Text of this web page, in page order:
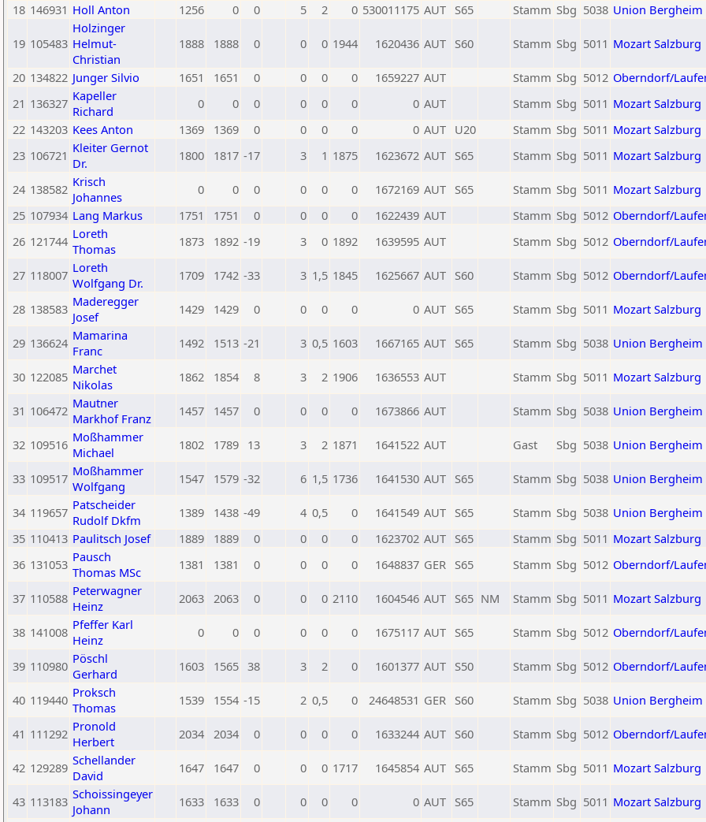
18 146931 Holl Anton 1256 0 0 5 2 0 530011175 AUT S65 Stamm Sbg 5038 Union Bergheim
19 105483
Holzinger
Helmut-
Christian
1888 1888 0 0 0 1944 1620436 AUT S60 Stamm Sbg 5011 Mozart Salzburg
20 134822 Junger Silvio 1651 1651 0 0 0 0 1659227 AUT Stamm Sbg 5012 Oberndorf/
21 136327 Kapeller
Richard
0 0 0 0 0 0 0 AUT Stamm Sbg 5011 Mozart Salzburg
22 143203 Kees Anton 1369 1369 0 0 0 0 0 AUT U20 Stamm Sbg 5011 Mozart Salzburg
23 106721 Kleiter Gernot
Dr.
1800 1817 -17 3 1 1875 1623672 AUT S65 Stamm Sbg 5011 Mozart Salzburg
24 138582 Krisch
Johannes
0 0 0 0 0 0 1672169 AUT S65 Stamm Sbg 5011 Mozart Salzburg
25 107934 Lang Markus 1751 1751 0 0 0 0 1622439 AUT Stamm Sbg 5012 Oberndorf/
26 121744 Loreth
Thomas
1873 1892 -19 3 0 1892 1639595 AUT Stamm Sbg 5012 Oberndorf/
27 118007 Loreth
Wolfgang Dr.
1709 1742 -33 3 1,5 1845 1625667 AUT S60 Stamm Sbg 5012 Oberndorf/
28 138583 Maderegger
Josef
1429 1429 0 0 0 0 0 AUT S65 Stamm Sbg 5011 Mozart Salzburg
29 136624 Mamarina
Franc
1492 1513 -21 3 0,5 1603 1667165 AUT S65 Stamm Sbg 5038 Union Bergheim
30 122085 Marchet
Nikolas
1862 1854 8 3 2 1906 1636553 AUT Stamm Sbg 5011 Mozart Salzburg
31 106472 Mautner
Markhof Franz
1457 1457 0 0 0 0 1673866 AUT Stamm Sbg 5038 Union Bergheim
32 109516 Moßhammer
Michael
1802 1789 13 3 2 1871 1641522 AUT Gast Sbg 5038 Union Bergheim
33 109517 Moßhammer
Wolfgang
1547 1579 -32 6 1,5 1736 1641530 AUT S65 Stamm Sbg 5038 Union Bergheim
34 119657 Patscheider
Rudolf Dkfm
1389 1438 -49 4 0,5 0 1641549 AUT S65 Stamm Sbg 5038 Union Bergheim
35 110413 Paulitsch Josef 1889 1889 0 0 0 0 1623702 AUT S65 Stamm Sbg 5011 Mozart Salzburg
36 131053 Pausch
Thomas MSc
1381 1381 0 0 0 0 1648837 GER S65 Stamm Sbg 5012 Oberndorf/
37 110588 Peterwagner
Heinz
2063 2063 0 0 0 2110 1604546 AUT S65 NM Stamm Sbg 5011 Mozart Salzburg
38 141008 Pfeffer Karl
Heinz
0 0 0 0 0 0 1675117 AUT S65 Stamm Sbg 5012 Oberndorf/
39 110980 Pöschl
Gerhard
1603 1565 38 3 2 0 1601377 AUT S50 Stamm Sbg 5012 Oberndorf/
40 119440 Proksch
Thomas
1539 1554 -15 2 0,5 0 24648531 GER S60 Stamm Sbg 5038 Union Bergheim
41 111292 Pronold
Herbert
2034 2034 0 0 0 0 1633244 AUT S60 Stamm Sbg 5012 Oberndorf/
42 129289 Schellander
David
1647 1647 0 0 0 1717 1645854 AUT S65 Stamm Sbg 5011 Mozart Salzburg
43 113183 Schoissingeyer
Johann
1633 1633 0 0 0 0 0 AUT S65 Stamm Sbg 5011 Mozart Salzburg